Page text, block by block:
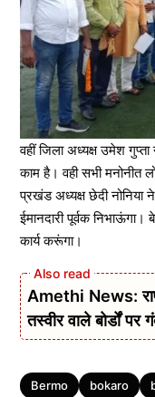
वहीं जिला अध्यक्ष उमेश
काम है। वही सभी मनोनीत
प्रखंड अध्यक्ष छेदी नोनिया
ईमानदारी पूर्वक
कार्य करूंगा।
Amethi News:
तस्वीर वाले बोर्डों
Tags
Bermo bokaro